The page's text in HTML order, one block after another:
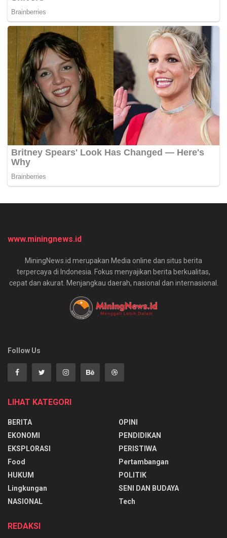
www.miningnews.id
MiningNews.id merupakan Media online dan situs berita
terpercaya di Indonesia. Fokus menyajikan berita berkualitas,
cepat dan akurat. Menjangkau daerah, nasional dan internasional.
Follow Us
LIHAT KATEGORI
BERITA
EKONOMI
EKSPLORASI
Food
HUKUM
Lingkungan
NASIONAL
OPINI
PENDIDIKAN
PERISTIWA
Pertambangan
POLITIK
SENI DAN BUDAYA
Tech
REDAKSI